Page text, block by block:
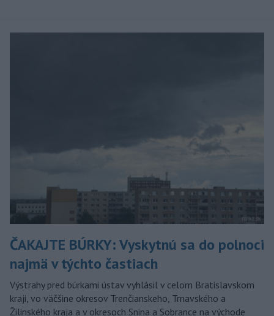
ČAKAJTE BÚRKY: Vyskytnú sa do polnoci
najmä v týchto častiach
Výstrahy pred búrkami ústav vyhlásil v celom Bratislavskom
kraji, vo väčšine okresov Trenčianskeho, Trnavského a
Žilinského kraja a v okresoch Snina a Sobrance na východe